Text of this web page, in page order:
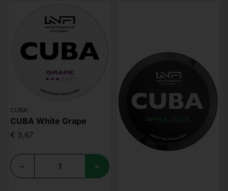
CUBA
CUBA White Grape
€ 3,67
- +